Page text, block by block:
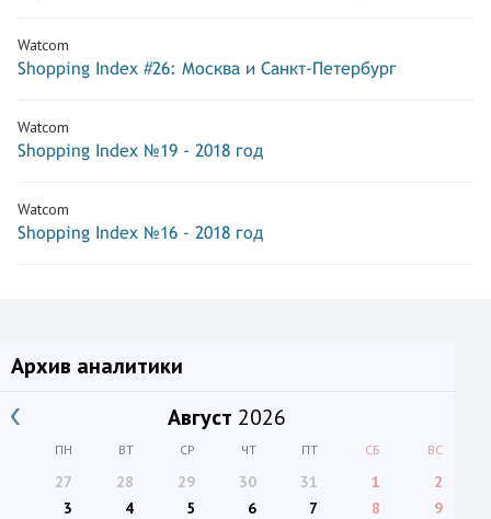
Watcom
Shopping Index #26: Москва и Санкт-Петербург
Watcom
Shopping Index №19 - 2018 год
Watcom
Shopping Index №16 - 2018 год
Архив аналитики
Август 2026
ПН ВТ СР ЧТ ПТ СБ ВС
27 28 29 30 31 1
2
3
4 5 6 7 8
9